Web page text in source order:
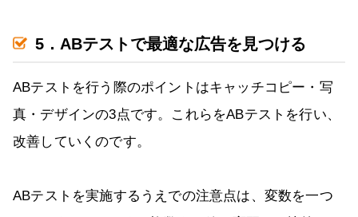
5．ABテストで最適な広告を見つける
ABテストを行う際のポイントはキャッチコピー・写
真・デザインの3点です。これらをABテストを行い、
改善していくのです。
ABテストを実施するうえでの注意点は、変数を一つ